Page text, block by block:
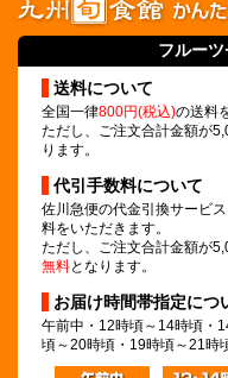
フルー
送料について
全国一律800円(税込)の送料
ただし、ご注文合計金額が
ります。
代引手数料について
佐川急便の代金引換サービス
料をいただきます。
ただし、ご注文合計金額が
無料となります。
お届け時間帯指定につ
午前中・12時頃～14時頃・
頃～20時頃・19時頃～21時